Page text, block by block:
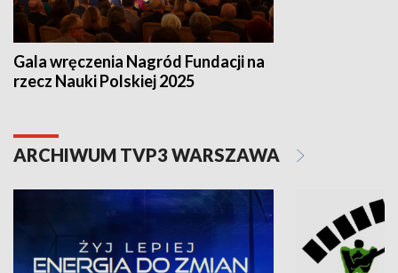
Gala wręczenia Nagród Fundacji na
rzecz Nauki Polskiej 2025
ARCHIWUM TVP3 WARSZAWA